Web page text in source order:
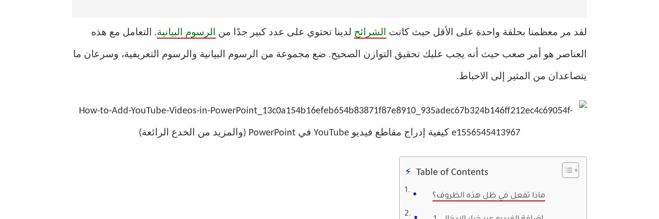
لقد مر معظمنا بحلقة واحدة على الأقل حيث كانت الشرائح لدينا تحتوي على عدد كبير جدًا من الرسوم البيانية. التعامل مع هذه
العناصر هو أمر صعب حيث أنه يجب عليك تحقيق التوازن الصحيح. ضع مجموعة من الرسوم البيانية والرسوم التعريفية، وسرعان ما
يتصاعدان من المثير إلى الاحباط.
Table of Contents
ماذا تفعل في ظل هذه الظروف؟